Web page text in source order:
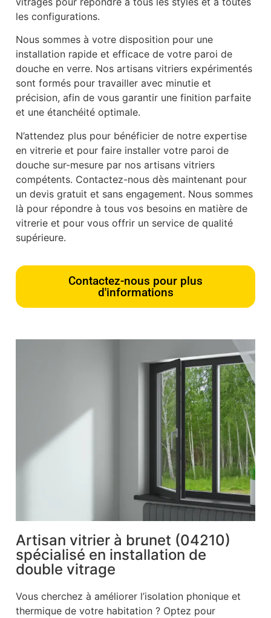
les configurations.
Nous sommes à votre disposition pour une
installation rapide et efficace de votre paroi de
douche en verre. Nos artisans vitriers expérimentés
sont formés pour travailler avec minutie et
précision, afin de vous garantir une finition parfaite
et une étanchéité optimale.
N’attendez plus pour bénéficier de notre expertise
en vitrerie et pour faire installer votre paroi de
douche sur-mesure par nos artisans vitriers
compétents. Contactez-nous dès maintenant pour
un devis gratuit et sans engagement. Nous sommes
là pour répondre à tous vos besoins en matière de
vitrerie et pour vous offrir un service de qualité
supérieure.
Contactez-nous pour plus
d'informations
Artisan vitrier à brunet (04210)
spécialisé en installation de
double vitrage
Vous cherchez à améliorer l’isolation phonique et
thermique de votre habitation ? Optez pour